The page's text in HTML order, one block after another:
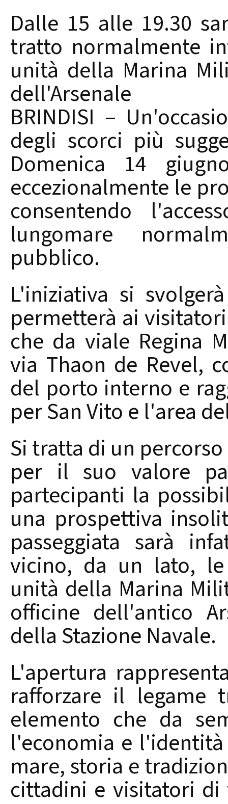
Dalle 15 alle 19.30
tratto normalmente
unità della Marina
dell'Arsenale
BRINDISI –
degli scorci più
Domenica 14
eccezionalmente le
consentendo
lungomare
pubblico.
L'iniziativa si
permetterà ai
che da viale Regina
via Thaon de Revel,
del porto interno e
per San Vito e l'area
Si tratta di un
per il suo valore
partecipanti la
una prospettiva
passeggiata sarà
vicino, da un lato,
unità della Marina
officine dell'antico
della Stazione Navale.
L'apertura
rafforzare il
elemento che da
l'economia e
mare, storia e
cittadini e visitatori